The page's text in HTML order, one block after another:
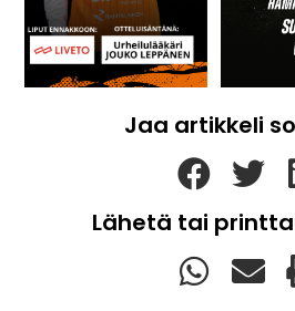
Jaa artikkeli
Lähetä tai